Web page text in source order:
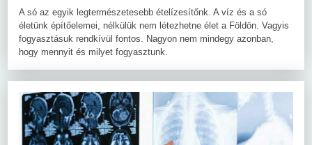
A só az egyik legtermészetesebb ételízesítőnk. A víz és a só
életünk építőelemei, nélkülük nem létezhetne élet a Földön. Vagyis
fogyasztásuk rendkívül fontos. Nagyon nem mindegy azonban,
hogy mennyit és milyet fogyasztunk.